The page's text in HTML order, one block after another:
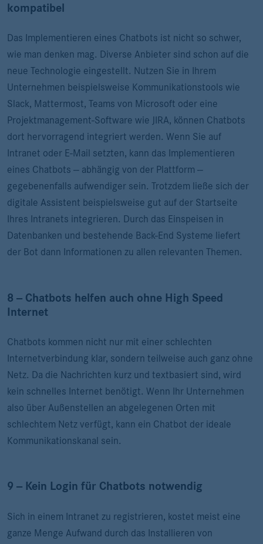
kompatibel
Das Implementieren eines Chatbots ist nicht so schwer,
wie man denken mag. Diverse Anbieter sind schon auf die
neue Technologie eingestellt. Nutzen Sie in Ihrem
Unternehmen beispielsweise Kommunikationstools wie
Slack, Mattermost, Teams von Microsoft oder eine
Projektmanagement-Software wie JIRA, können Chatbots
dort hervorragend integriert werden. Wenn Sie auf
Intranet oder E-Mail setzten, kann das Implementieren
eines Chatbots -- abhängig von der Plattform --
gegebenenfalls aufwendiger sein. Trotzdem ließe sich der
digitale Assistent beispielsweise gut auf der Startseite
Ihres Intranets integrieren. Durch das Einspeisen in
Datenbanken und bestehende Back-End Systeme liefert
der Bot dann Informationen zu allen relevanten Themen.
8 -- Chatbots helfen auch ohne High Speed
Internet
Chatbots kommen nicht nur mit einer schlechten
Internetverbindung klar, sondern teilweise auch ganz ohne
Netz. Da die Nachrichten kurz und textbasiert sind, wird
kein schnelles Internet benötigt. Wenn Ihr Unternehmen
also über Außenstellen an abgelegenen Orten mit
schlechtem Netz verfügt, kann ein Chatbot der ideale
Kommunikationskanal sein.
9 -- Kein Login für Chatbots notwendig
Sich in einem Intranet zu registrieren, kostet meist eine
ganze Menge Aufwand durch das Installieren von